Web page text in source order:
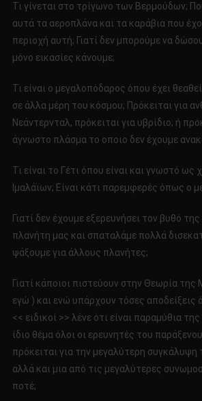
Τι γίνεται στο τρίγωνο των Βερμούδων;
αυτά τα αεροπλάνα και τα καράβια που
περιοχή αυτή; Γιατί δεν μπορούμε να
μόνο εικασίες κάνουμε;
Τι είναι ο μεγαλοπόδαρος όπου έχει
σε άλλα μέρη του κόσμου; Πρόκειται για
Νεάντερνταλ, πρόκειται για υβρίδιο; ή
άγνωστο πλάσμα το οποιο δεν έχουμε
Τι είναι το Γέτι όπου είναι και γνωστό
Ιμαλάϊων; Είναι κάτι παρεμφερές όπως ο
Γιατί δεν έχουμε εξερευνήσει τον βυθό
πλανήτη μας και σπαταλάμε πολλά
ψάξουμε για άλλους πλανήτες;
Γιατί κάποιοι πιστεύουν στην Θεωρία
εγώ ) και ενώ υπάρχουν τόσες αποδείξεις
<< ειδικοί >> λένε ότι είναι παραμύθια
ίδιο θέμα όλοι οι ερευνητές του
πρόκειται για την μεγαλύτερη
αλλά και μια από τις μεγαλύτερες
ποτέ;